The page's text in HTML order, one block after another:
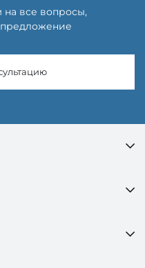
все вопросы,